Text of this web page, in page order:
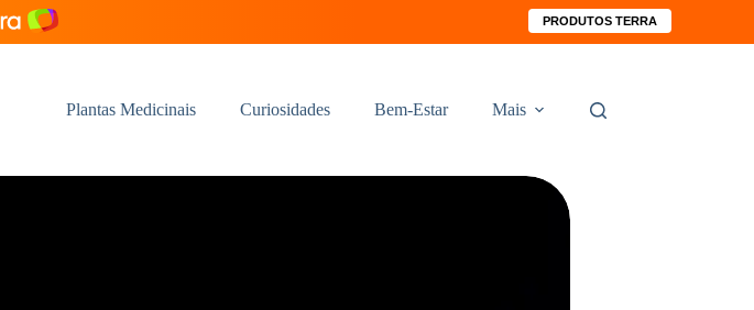
PRODUTOS TERRA
Plantas Medicinais Curiosidades Bem-Estar Mais